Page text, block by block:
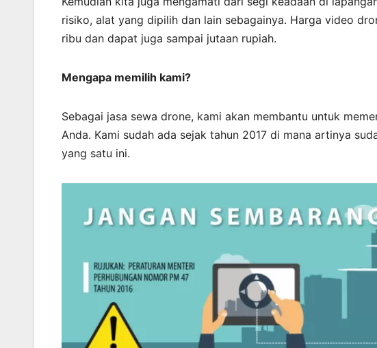
risiko, alat yang dipilih dan lain sebagainya. Harga video
ribu dan dapat juga sampai jutaan rupiah.
Mengapa memilih kami?
Sebagai jasa sewa drone, kami akan membantu untuk
Anda. Kami sudah ada sejak tahun 2017 di mana artinya
yang satu ini.